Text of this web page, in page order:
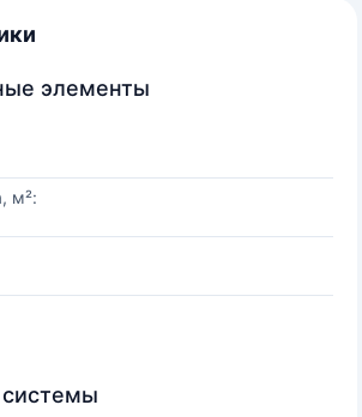
элементы
м²: